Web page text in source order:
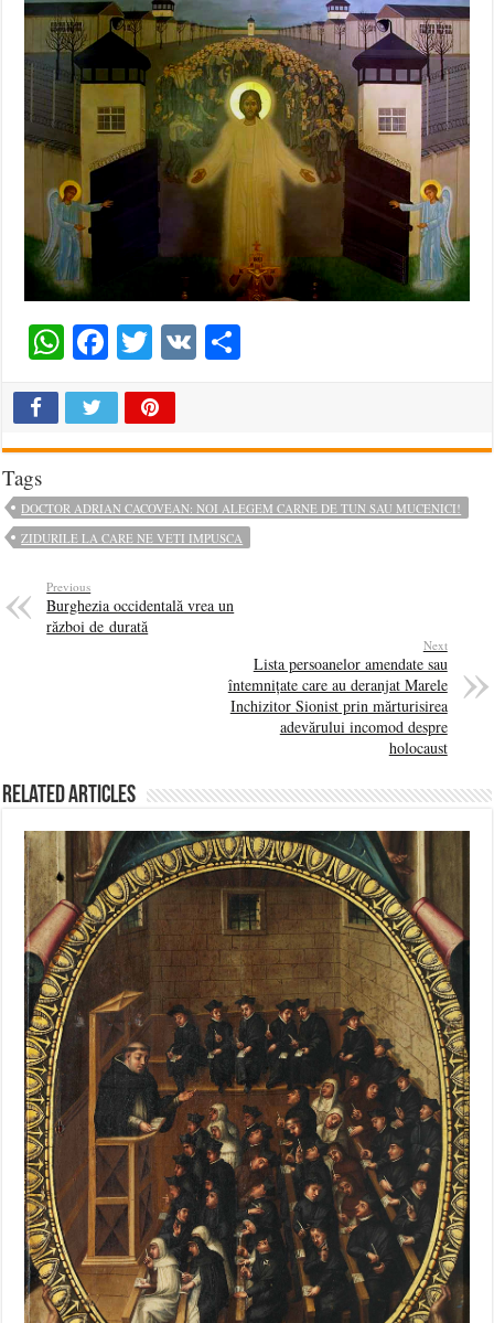
WhatsApp
Facebook
Twitter
VK
Tags
DOCTOR ADRIAN CACOVEAN: NOI ALEGEM CARNE DE TUN SAU MUCENICI!
ZIDURILE LA CARE NE VETI IMPUSCA
Previous
Burghezia occidentală vrea un
război de durată
Next
Lista persoanelor amendate sau
întemnițate care au deranjat Marele
Inchizitor Sionist prin mărturisirea
adevărului incomod despre
holocaust
Related Articles